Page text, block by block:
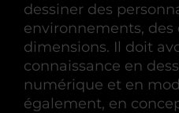
dessiner des
environnements, des
dimensions. Il doit
connaissance en
numérique et en
également, en